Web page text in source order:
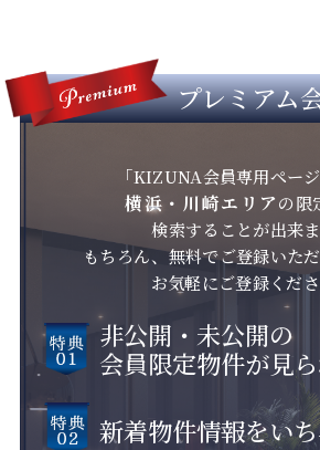
プレミアム
「KIZUNA会員専用ページ
横浜・川崎エリアの限
検索することが出来ま
もちろん、無料でご登録いただ
お気軽にご登録くださ
非公開・未公開の
会員限定物件が見
新着物件情報をい